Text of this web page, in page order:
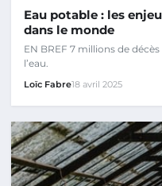
Eau potable : les
dans le monde
EN BREF 7 millions de
l’eau.
Loïc Fabre18 avril 2025